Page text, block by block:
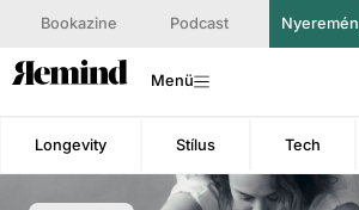
Bookazine Podcast
Menü
Longevity Stílus Tech